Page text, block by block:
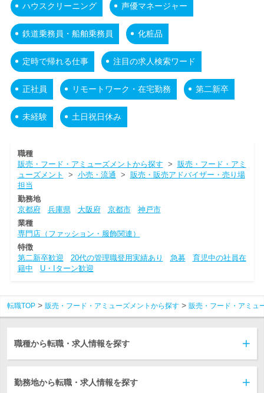
ハウスクリーニング 声優マネージャー
鉄道乗務員・船舶乗務員 化粧品
定時で帰れる仕事 注目の求人検索ワード
正社員 リモートワーク・在宅勤務 第二新卒
未経験 土日祝日休み
職種
販売・フード・アミューズメントから探す > 販売・フード・アミ
ューズメント
> 小売・流通 > 販売・販売アドバイザー・売り場
担当
勤務地
京都府
兵庫県 大阪府 京都市
神戸市
業種
専門店（ファッション・服飾関連）
特徴
第二新卒歓迎
20代の管理職登用実績あり 急募
育児中の社員在
籍中
U・Iターン歓迎
転職TOP 販売・フード・アミューズメントから探す 販売・フード・アミュ
職種から転職・求人情報を探す
勤務地から転職・求人情報を探す